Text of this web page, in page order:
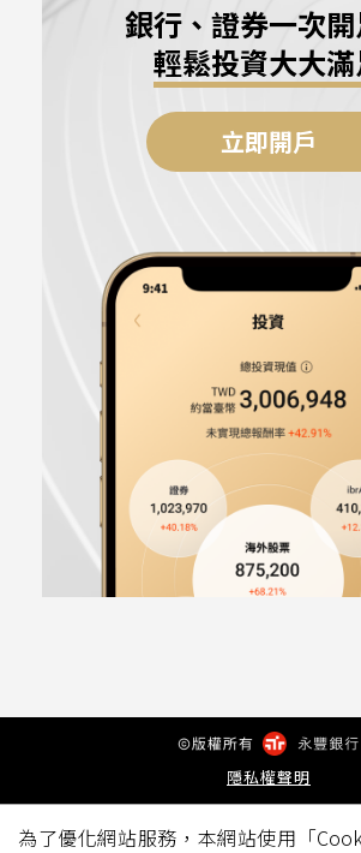
銀行、證券一次開
輕鬆投資大大滿
立即開戶
隱私權聲明
為了優化網站服務，本網站使用「